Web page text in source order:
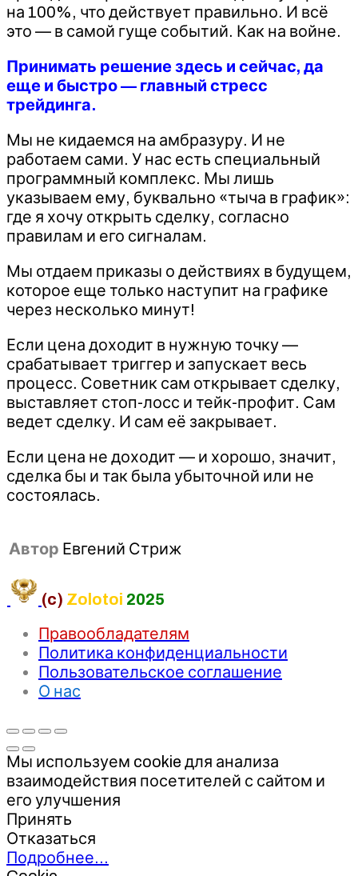
на 100%, что действует правильно. И всё
это — в самой гуще событий. Как на войне.
Принимать решение здесь и сейчас, да
еще и быстро — главный стресс
трейдинга.
Мы не кидаемся на амбразуру. И не
работаем сами. У нас есть специальный
программный комплекс. Мы лишь
указываем ему, буквально «тыча в график»:
где я хочу открыть сделку, согласно
правилам и его сигналам.
Мы отдаем приказы о действиях в будущем,
которое еще только наступит на графике
через несколько минут!
Если цена доходит в нужную точку —
срабатывает триггер и запускает весь
процесс. Советник сам открывает сделку,
выставляет стоп-лосс и тейк-профит. Сам
ведет сделку. И сам её закрывает.
Если цена не доходит — и хорошо, значит,
сделка бы и так была убыточной или не
состоялась.
Автор Евгений Стриж
(c) Zolotoi 2025
Правообладателям
Политика конфиденциальности
Пользовательское соглашение
О нас
Мы используем cookie для анализа
взаимодействия посетителей с сайтом и
его улучшения
Принять
Отказаться
Подробнее…